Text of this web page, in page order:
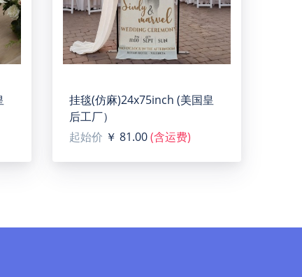
Default icon printed on the board,
size in pixels (W x H): 600 x 900 px or
挂毯(仿麻)24x75inch (美国皇
后工厂）
起始价 ￥ 81.00(含运费)